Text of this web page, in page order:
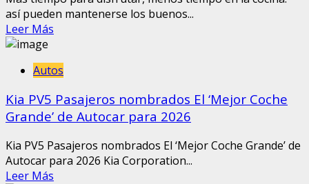
así pueden mantenerse los buenos...
Leer Más
Autos
Kia PV5 Pasajeros nombrados El ‘Mejor Coche
Grande’ de Autocar para 2026
Kia PV5 Pasajeros nombrados El ‘Mejor Coche Grande’ de
Autocar para 2026 Kia Corporation...
Leer Más